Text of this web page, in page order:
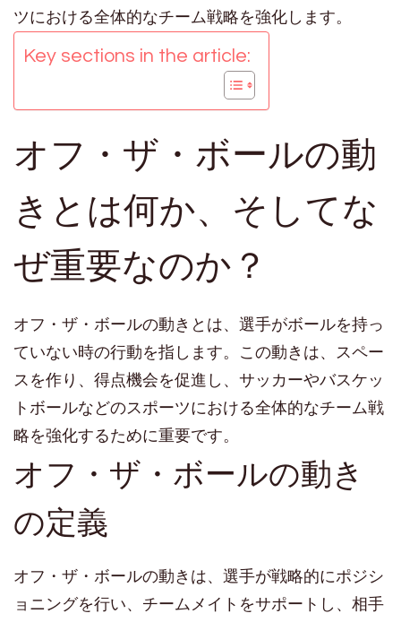
ツにおける全体的なチーム戦略を強化します。
Key sections in the article:
オフ・ザ・ボールの動
きとは何か、そしてな
ぜ重要なのか？
オフ・ザ・ボールの動きとは、選手がボールを持っ
ていない時の行動を指します。この動きは、スペー
スを作り、得点機会を促進し、サッカーやバスケッ
トボールなどのスポーツにおける全体的なチーム戦
略を強化するために重要です。
オフ・ザ・ボールの動き
の定義
オフ・ザ・ボールの動きは、選手が戦略的にポジシ
ョニングを行い、チームメイトをサポートし、相手